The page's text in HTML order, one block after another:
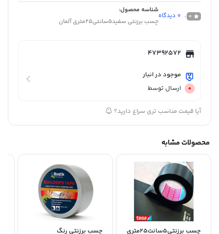
0
0 دیدگاه
شناسه محصول:
چسب برزنتی سفید5سانتی25متری آلمان
47392572
موجود در انبار
ارسال توسط
آیا قیمت مناسب تری سراغ دارید؟
محصولات مشابه
چسب برزنتی5سانت25متری
چسب برزنتی رنگ